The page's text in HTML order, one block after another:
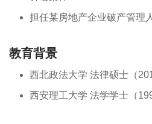
担任某房地产企业破产管理人
教育背景
西北政法大学 法律硕士（
西安理工大学 法学学士（